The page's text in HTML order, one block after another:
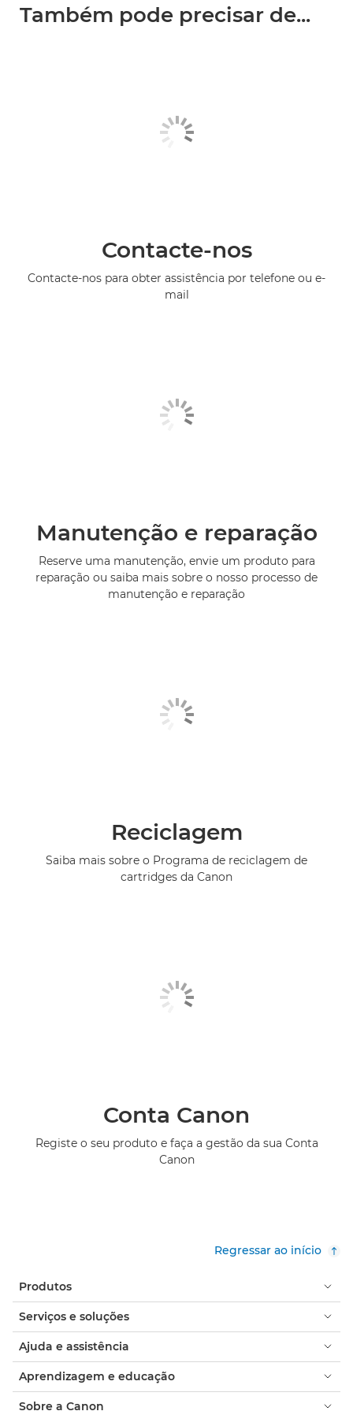
Também pode precisar de...
Contacte-nos
Contacte-nos para obter assistência por telefone ou e-
mail
Manutenção e reparação
Reserve uma manutenção, envie um produto para
reparação ou saiba mais sobre o nosso processo de
manutenção e reparação
Reciclagem
Saiba mais sobre o Programa de reciclagem de
cartridges da Canon
Conta Canon
Registe o seu produto e faça a gestão da sua Conta
Canon
Regressar ao início
Produtos
Serviços e soluções
Ajuda e assistência
Aprendizagem e educação
Sobre a Canon